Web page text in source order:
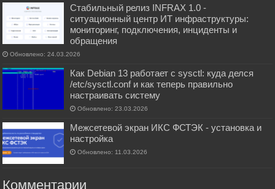
Стабильный релиз INFRAX 1.0 -
ситуационный центр ИТ инфраструктуры:
мониторинг, подключения, инциденты и
обращения
Обновлено: 24.03.2026
Как Debian 13 работает с sysctl: куда делся
/etc/sysctl.conf и как теперь правильно
настраивать систему
Обновлено: 23.03.2026
Межсетевой экран ИКС ФСТЭК - установка и
настройка
Обновлено: 11.03.2026
Комментарии